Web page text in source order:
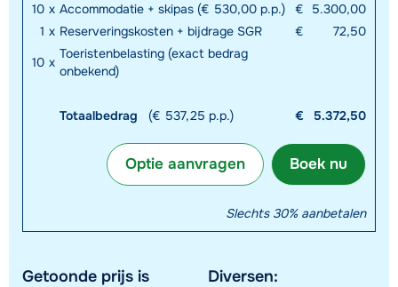
10 x Accommodatie + skipas (€ 530,00 p.p.) €
5.300,00
1 x Reserveringskosten + bijdrage SGR €
72,50
10 x
Toeristenbelasting (exact bedrag
onbekend)
Totaalbedrag (€ 537,25 p.p.) € 5.372,50
Boek nu
Optie aanvragen
Slechts 30% aanbetalen
Getoonde prijs is
Diversen: